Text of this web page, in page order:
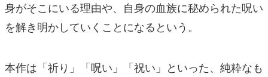
身がそこにいる理由や、自身の血族に秘められた呪い
を解き明かしていくことになるという。
本作は「祈り」「呪い」「祝い」といった、純粋なも